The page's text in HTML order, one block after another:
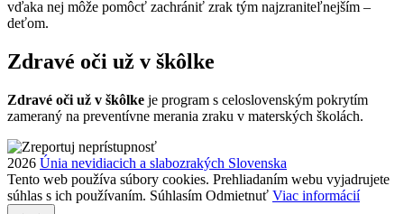
vďaka nej môže pomôcť zachrániť zrak tým najzraniteľnejším –
deťom.
Zdravé oči už v škôlke
Zdravé oči už v škôlke je program s celoslovenským pokrytím
zameraný na preventívne merania zraku v materských školách.
2026 Únia nevidiacich a slabozrakých Slovenska
Tento web používa súbory cookies. Prehliadaním webu vyjadrujete
súhlas s ich používaním. Súhlasím Odmietnuť Viac informácií